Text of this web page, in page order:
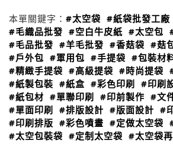
本單關鍵字： #太空袋 #紙袋批發工廠
#毛織品批發 #空白牛皮紙 #太空包
#毛品批發 #羊毛批發 #香菇袋 #菇
#戶外包 #軍用包 #手提袋 #包裝材
#精緻手提袋 #高級提袋 #時尚提袋
#紙製包裝 #紙盒 #彩色印刷 #印刷
#紙包材 #單聯印刷 #印前製作 #文
#單面印刷
#排版設計 #版面設計 #
#印刷排版 #彩色噴畫 #定做太空袋
#太空包裝袋 #定制太空袋 #太空袋